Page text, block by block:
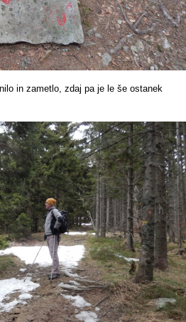
in zametlo, zdaj pa je le še ostanek